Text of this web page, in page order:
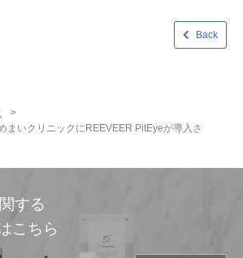
Back
>
まいクリニックにREEVEER PitEyeが導入さ
する
こちら